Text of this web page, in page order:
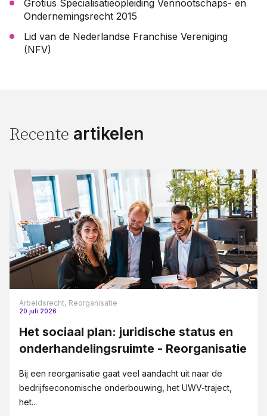
Grotius Specialisatieopleiding Vennootschaps- en
Ondernemingsrecht 2015
Lid van de Nederlandse Franchise Vereniging
(NFV)
Recente artikelen
Arbeidsrecht, Reorganisatie
20 juli 2026
Het sociaal plan: juridische status en
onderhandelingsruimte - Reorganisatie
Bij een reorganisatie gaat veel aandacht uit naar de
bedrijfseconomische onderbouwing, het UWV-traject,
het...